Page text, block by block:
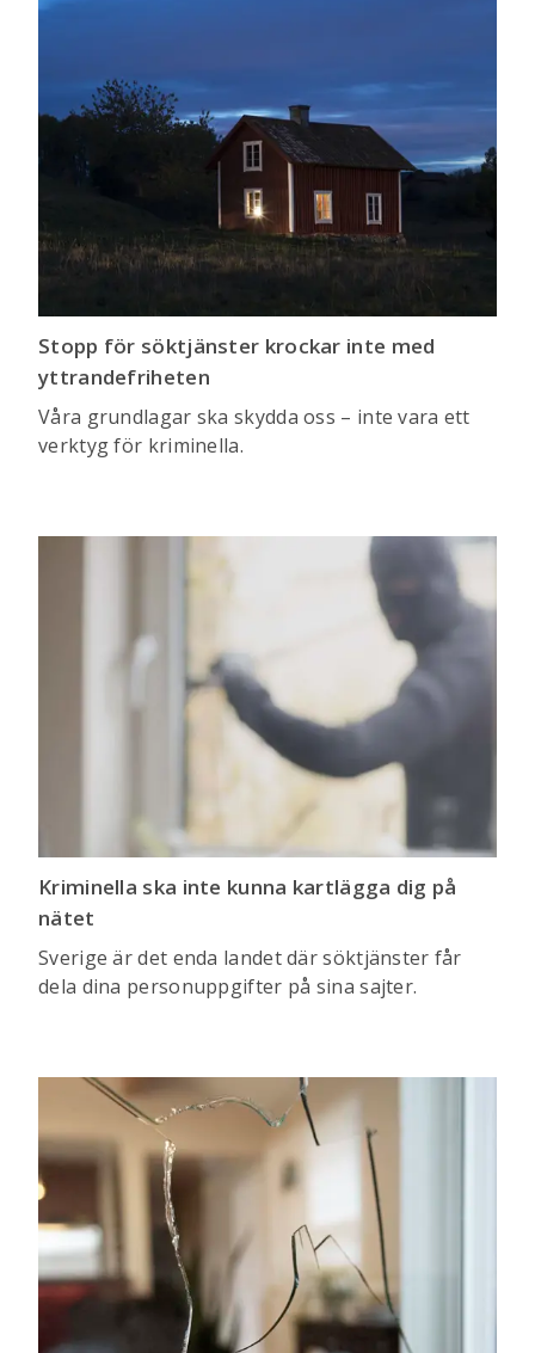
Stopp för söktjänster krockar inte med
yttrandefriheten
Våra grundlagar ska skydda oss – inte vara ett
verktyg för kriminella.
Kriminella ska inte kunna kartlägga dig på
nätet
Sverige är det enda landet där söktjänster får
dela dina personuppgifter på sina sajter.